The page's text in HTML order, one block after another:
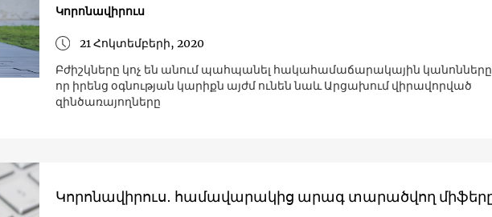
Կորոնավիրուս
21 Հոկտեմբերի, 2020
Բժիշկները կոչ են անում պահպանել հակահամաճարակային
որ իրենց օգնության կարիքն այժմ ունեն նաև Արցախում վիրավորված
զինծառայողները
Կորոնավիրուս․ համավարակից արագ տարածվող